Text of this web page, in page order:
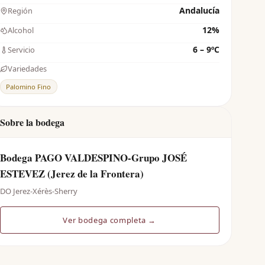
Región Andalucía
Alcohol 12%
Servicio 6 – 9ºC
Variedades
Palomino Fino
Sobre la bodega
Bodega PAGO VALDESPINO-Grupo JOSÉ
ESTEVEZ (Jerez de la Frontera)
DO Jerez-Xérès-Sherry
Ver bodega completa →